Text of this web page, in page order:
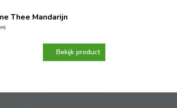
Thee Mandarijn
Bekijk product